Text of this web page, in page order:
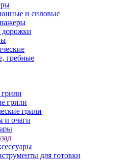
и силовые
дорожки
гребные
грили
грили
и очаги
для готовки